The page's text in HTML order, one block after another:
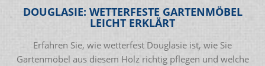
DOUGLASIE: WETTERFESTE GARTENMÖBEL
LEICHT ERKLÄRT
Erfahren Sie, wie wetterfest Douglasie ist, wie Sie
Gartenmöbel aus diesem Holz richtig pflegen und welche